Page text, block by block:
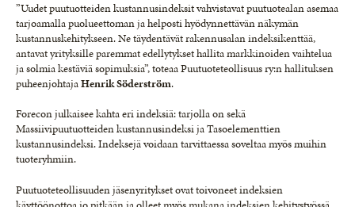
”Uudet puutuotteiden kustannusindeksit vahvistavat puutuotealan asemaa
tarjoamalla puolueettoman ja helposti hyödynnettävän näkymän
kustannuskehitykseen. Ne täydentävät rakennusalan indeksikenttää,
antavat yrityksille paremmat edellytykset hallita markkinoiden vaihtelua
ja solmia kestäviä sopimuksia”, toteaa Puutuoteteollisuus ry:n hallituksen
puheenjohtajaHenrik Söderström.
Forecon julkaisee kahta eri indeksiä: tarjolla on sekä
Massiivipuutuotteiden kustannusindeksi ja Tasoelementtien
kustannusindeksi. Indeksejä voidaan tarvittaessa soveltaa myös muihin
tuoteryhmiin.
Puutuoteteollisuuden jäsenyritykset ovat toivoneet indeksien